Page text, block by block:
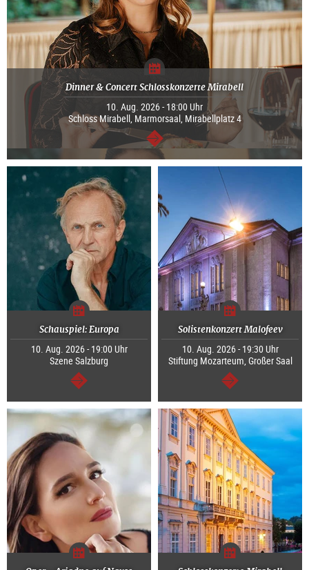
Dinner & Concert Schlosskonzerte Mirabell
10. Aug. 2026 - 18:00 Uhr
Schloss Mirabell, Marmorsaal, Mirabellplatz 4
weiter
Schauspiel: Europa
10. Aug. 2026 - 19:00 Uhr
Szene Salzburg
weiter
Solistenkonzert Malofeev
10. Aug. 2026 - 19:30 Uhr
Stiftung Mozarteum, Großer Saal
weiter